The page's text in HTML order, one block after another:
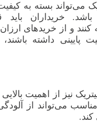
می‌تواند بسته به
خریداران باید
و از خریدهای
داشته باشند،
نیز از اهمیت بالایی
می‌تواند از